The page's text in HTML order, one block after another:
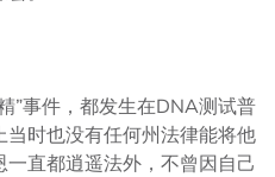
”事件，都发生在DNA测试普
时也没有任何州法律能将他
直都逍遥法外，不曾因自己